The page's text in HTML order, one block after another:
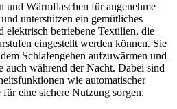
und Wärmflaschen für angenehme
unterstützen ein gemütliches
elektrisch betriebene Textilien, die
eingestellt werden können. Sie
Schlafengehen aufzuwärmen und
auch während der Nacht. Dabei sind
wie automatischer
eine sichere Nutzung sorgen.